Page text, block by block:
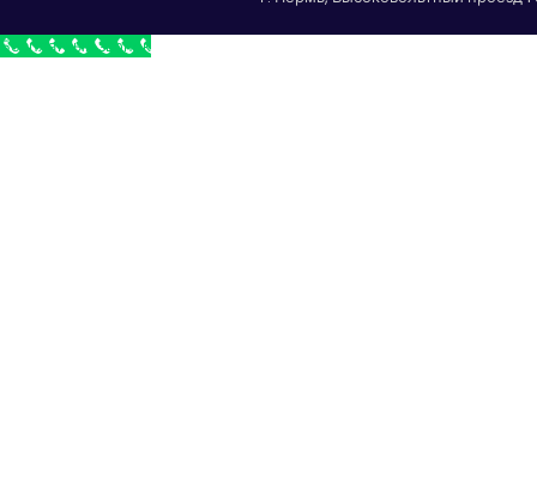
Бесплатный звонок